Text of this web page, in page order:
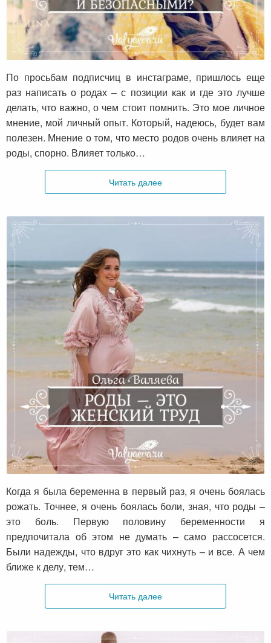
Как родить легко?
По просьбам подписчиц в инстаграме, пришлось еще
раз написать о родах – с позиции как и где это лучше
делать, что важно, о чем стоит помнить. Это мое личное
мнение, мой личный опыт. Который, надеюсь, будет вам
полезен. Мнение о том, что место родов очень влияет на
роды, спорно. Влияет только…
Читать далее
Роды – это женский труд
Когда я была беременна в первый раз, я очень боялась
рожать. Точнее, я очень боялась боли, зная, что роды –
это боль. Первую половину беременности я
предпочитала об этом не думать – само рассосется.
Были надежды, что вдруг это как чихнуть – и все. А чем
ближе к делу, тем…
Читать далее